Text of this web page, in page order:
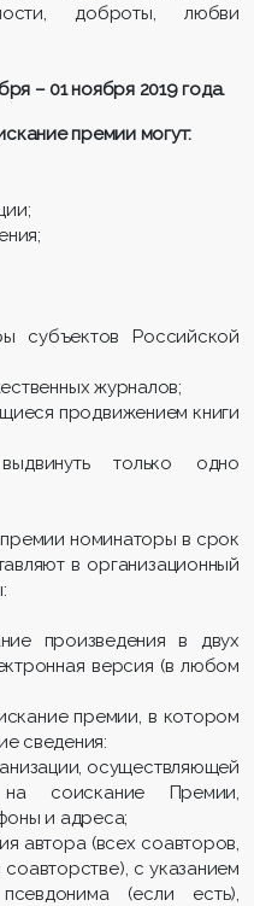
доброты, любви
– 01 ноября 2019 года.
премии могут:
субъектов Российской
журналов;
продвижением книги
только одно
номинаторы в срок
в организационный
произведения в двух
версия (в любом
премии, в котором
сведения:
осуществляющей
на соискание Премии,
и адреса;
автора (всех соавторов,
с указанием
(если есть),